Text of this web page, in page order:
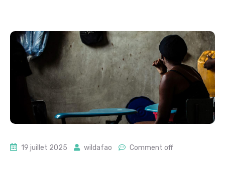
19 juillet 2025 wildafao Comment off